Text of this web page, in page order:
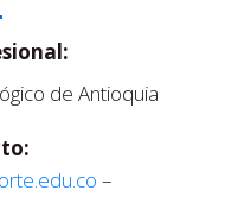
de Antioquia
–